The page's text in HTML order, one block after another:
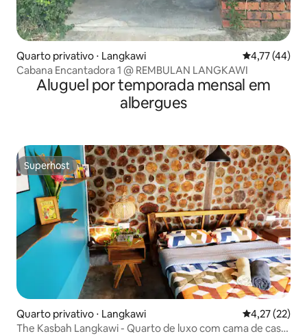
Quarto privativo ⋅ Langkawi 4,77 de uma
4,77 (44)
Cabana Encantadora 1 @ REMBULAN LANGKAWI
Aluguel por temporada mensal em
albergues
Superhost
Superhost
Quarto privativo ⋅ Langkawi 4,27 de uma
4,27 (22)
The Kasbah Langkawi - Quarto de luxo com cama de casal